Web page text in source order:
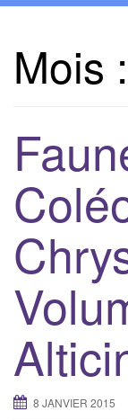
Mois :
8 JANVIER 2015